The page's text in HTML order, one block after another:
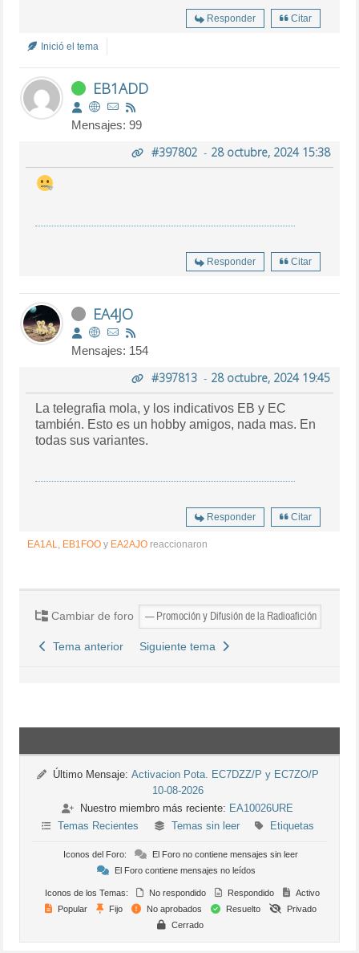
Responder Citar
Inició el tema
EB1ADD
Mensajes: 99
#397802- 28 octubre, 2024 15:38
Responder Citar
EA4JO
Mensajes: 154
#397813- 28 octubre, 2024 19:45
La telegrafia mola, y los indicativos EB y EC
también. Esto es un hobby amigos, nada mas. En
todas sus variantes.
Responder Citar
EA1AL, EB1FOO y EA2AJO reaccionaron
Cambiar de foro
Tema anterior Siguiente tema
Último Mensaje: Activacion Pota. EC7DZZ/P y EC7ZO/P
10-08-2026
Nuestro miembro más reciente: EA10026URE
Temas Recientes
Temas sin leer Etiquetas
Iconos del Foro:
El Foro no contiene mensajes sin leer
El Foro contiene mensajes no leídos
Iconos de los Temas: No respondido Respondido
Activo
Popular
Fijo No aprobados Resuelto
Privado
Cerrado